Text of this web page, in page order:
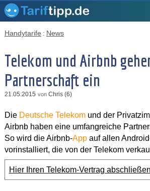
Handytarife : News
Telekom und Airbnb
Partnerschaft ein
21.05.2015 von Chris (6)
Die Deutsche Telekomund der
Airbnb haben eine umfangreiche
So wird die Airbnb-Appauf allen
vorinstalliert, die von der Telekom
Hier Ihren Telekom-Vertrag abschließen